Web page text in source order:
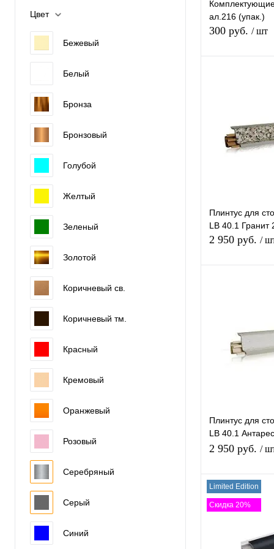
28мм
Показать ещё 8
Европейский союз
Италия
Показать ещё 5
Цвет
Бежевый
Белый
Бронза
Бронзовый
Голубой
Желтый
Зеленый
Золотой
Коричневый св.
Коричневый тм.
Красный
Кремовый
Оранжевый
Розовый
Серебряный
Серый
Синий
ал.216 (упак.)
300 руб. / шт
В избранное
Плинтус для
LB 40.1 Гранит
2 950 руб. /
В избранное
Плинтус для
LB 40.1
29*40*3050мм
2 950 руб. /
Limited Edition
Скидка 20%